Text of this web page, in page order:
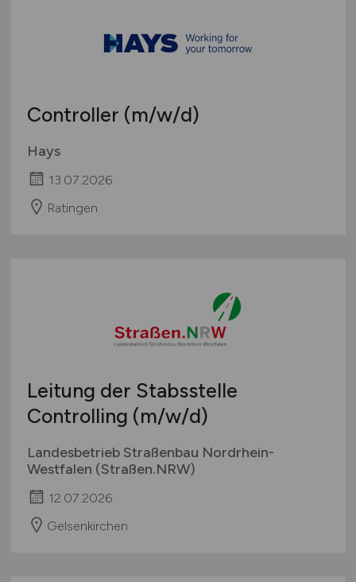
Controller (m/w/d)
Hays
13.07.2026
Ratingen
Leitung der Stabsstelle
Controlling (m/w/d)
Landesbetrieb Straßenbau Nordrhein-
Westfalen (Straßen.NRW)
12.07.2026
Gelsenkirchen